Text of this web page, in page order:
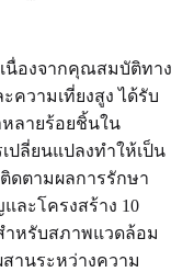
นื่องจากคุณสมบัติทาง
ความเที่ยงสูง ได้รับ
หลายร้อยชิ้นใน
ปลี่ยนแปลงทำให้เป็น
ดตามผลการรักษา
ละโครงสร้าง 10
ำหรับสภาพแวดล้อม
านระหว่างความ